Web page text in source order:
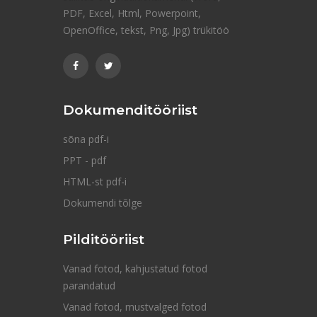
PDF, Excel, Html, Powerpoint,
OpenOffice, tekst, Png, Jpg) trükitöö
Dokumenditööriist
sõna pdf-i
PPT - pdf
HTML-st pdf-i
Dokumendi tõlge
Pilditööriist
Vanad fotod, kahjustatud fotod
parandatud
Vanad fotod, mustvalged fotod